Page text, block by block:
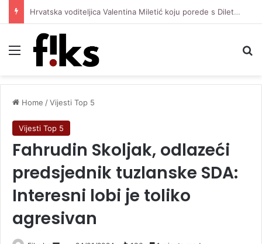
Hrvatska voditeljica Valentina Miletić koju porede s Dilettom Leotom oduševila pozirajući u bikiniju
Menu
Home /Vijesti Top 5
Vijesti Top 5
Fahrudin Skoljak, odlazeći
predsjednik tuzlanske SDA:
Interesni lobi je toliko
agresivan